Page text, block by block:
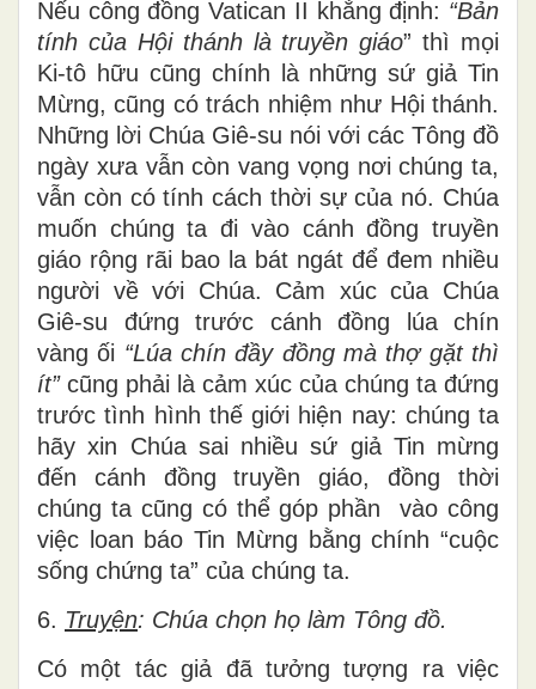
Nếu công đồng Vatican II khẳng định: “Bản
tính của Hội thánh là truyền giáo” thì mọi
Ki-tô hữu cũng chính là những sứ giả Tin
Mừng, cũng có trách nhiệm như Hội thánh.
Những lời Chúa Giê-su nói với các Tông đồ
ngày xưa vẫn còn vang vọng nơi chúng ta,
vẫn còn có tính cách thời sự của nó. Chúa
muốn chúng ta đi vào cánh đồng truyền
giáo rộng rãi bao la bát ngát để đem nhiều
người về với Chúa. Cảm xúc của Chúa
Giê-su đứng trước cánh đồng lúa chín
vàng ối “Lúa chín đầy đồng mà thợ gặt thì
ít”cũng phải là cảm xúc của chúng ta đứng
trước tình hình thế giới hiện nay: chúng ta
hãy xin Chúa sai nhiều sứ giả Tin mừng
đến cánh đồng truyền giáo, đồng thời
chúng ta cũng có thể góp phần vào công
việc loan báo Tin Mừng bằng chính “cuộc
sống chứng ta” của chúng ta.
6. Truyện: Chúa chọn họ làm Tông đồ.
Có một tác giả đã tưởng tượng ra việc